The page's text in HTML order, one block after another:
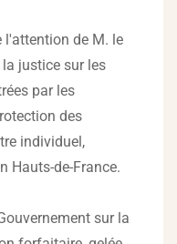
l'attention de M. le
justice sur les
par les
des
individuel,
Hauts-de-France.
sur la